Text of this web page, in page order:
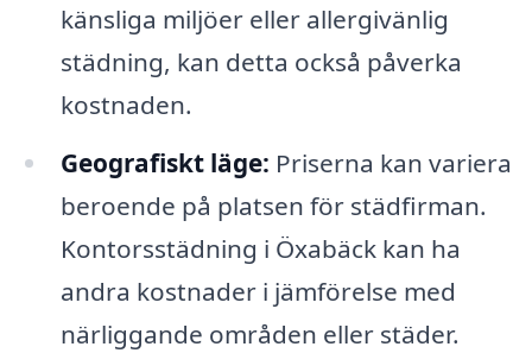
känsliga miljöer eller allergivänlig
städning, kan detta också påverka
kostnaden.
Geografiskt läge: Priserna kan variera
beroende på platsen för städfirman.
Kontorsstädning i Öxabäck kan ha
andra kostnader i jämförelse med
närliggande områden eller städer.